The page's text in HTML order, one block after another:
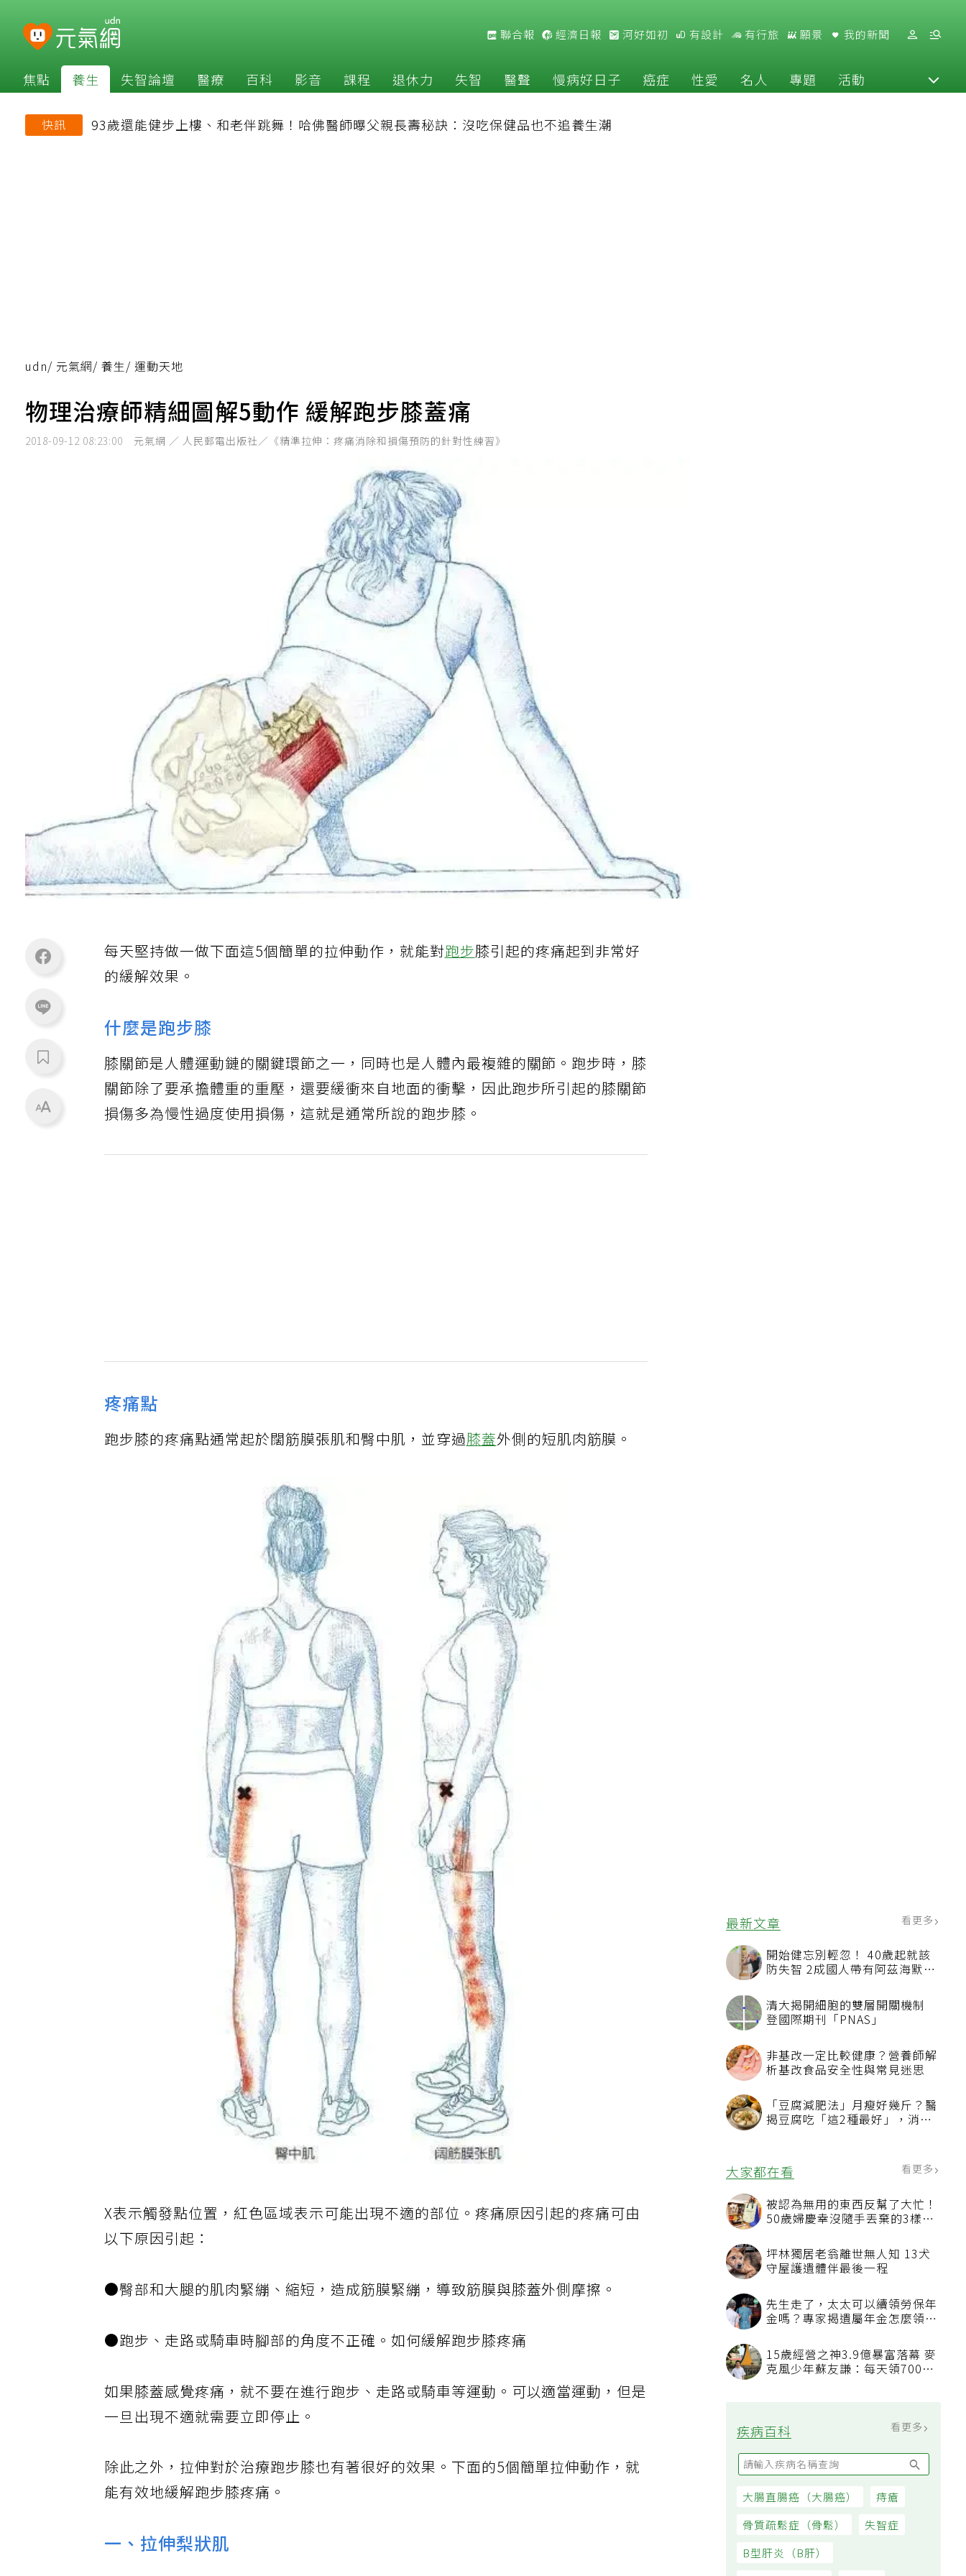
聯合報 經濟日報 河好如初 有設計 有行旅 願景 我的新聞
焦點 養生 失智論壇 醫療 百科 影音 課程 退休力 失智 醫聲 慢病好日子 癌症 性愛 名人 專題 活動
快訊 93歲還能健步上樓、和老伴跳舞！哈佛醫師曝父親長壽秘訣：沒吃保健品也不追養生潮
最新文章 看更多
開始健忘別輕忽！ 40歲起就該
防失智 2成國人帶有阿茲海默症
清大揭開細胞的雙層開關機制
登國際期刊「PNAS」
非基改一定比較健康？營養師解
析基改食品安全性與常見迷思
「豆腐減肥法」月瘦好幾斤？醫
揭豆腐吃「這2種最好」，消脹
大家都在看
被認為無用的東西反幫了大忙！
50歲婦慶幸沒隨手丟棄的3樣物
坪林獨居老翁離世無人知 13犬
守屋護遺體伴最後一程
先生走了，太太可以續領勞保年
15歲經營之神3.9億暴富落幕 麥
克風少年蘇友謙：每天領700元
疾病百科
udn/ 元氣網/ 養生/ 運動天地
物理治療師精細圖解5動作 緩解跑步膝蓋痛
2018-09-12 08:23:00 元氣網 ／ 人民郵電出版社／《精準拉伸：疼痛消除和損傷預防的針對性練習》
每天堅持做一做下面這5個簡單的拉伸動作，就能對跑步膝引起的疼痛起到非常好
的緩解效果。
什麼是跑步膝
膝關節是人體運動鏈的關鍵環節之一，同時也是人體內最複雜的關節。跑步時，膝
關節除了要承擔體重的重壓，還要緩衝來自地面的衝擊，因此跑步所引起的膝關節
損傷多為慢性過度使用損傷，這就是通常所說的跑步膝。
疼痛點
跑步膝的疼痛點通常起於闊筋膜張肌和臀中肌，並穿過膝蓋外側的短肌肉筋膜。
X表示觸發點位置，紅色區域表示可能出現不適的部位。疼痛原因引起的疼痛可由
以下原因引起：
●臀部和大腿的肌肉緊繃、縮短，造成筋膜緊繃，導致筋膜與膝蓋外側摩擦。
●跑步、走路或騎車時腳部的角度不正確。如何緩解跑步膝疼痛
如果膝蓋感覺疼痛，就不要在進行跑步、走路或騎車等運動。可以適當運動，但是
一旦出現不適就需要立即停止。
除此之外，拉伸對於治療跑步膝也有著很好的效果。下面的5個簡單拉伸動作，就
能有效地緩解跑步膝疼痛。
一、拉伸梨狀肌